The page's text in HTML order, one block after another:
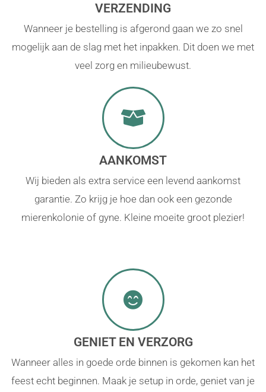
VERZENDING
Wanneer je bestelling is afgerond gaan we zo snel
mogelijk aan de slag met het inpakken. Dit doen we met
veel zorg en milieubewust.
AANKOMST
Wij bieden als extra service een levend aankomst
garantie. Zo krijg je hoe dan ook een gezonde
mierenkolonie of gyne. Kleine moeite groot plezier!
GENIET EN VERZORG
Wanneer alles in goede orde binnen is gekomen kan het
feest echt beginnen. Maak je setup in orde, geniet van je